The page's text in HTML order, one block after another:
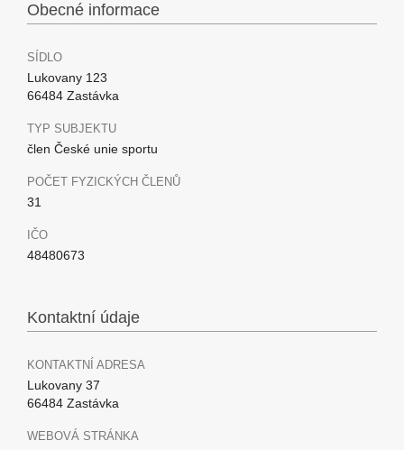
Obecné informace
SÍDLO
Lukovany 123
66484 Zastávka
TYP SUBJEKTU
člen České unie sportu
POČET FYZICKÝCH ČLENŮ
31
IČO
48480673
Kontaktní údaje
KONTAKTNÍ ADRESA
Lukovany 37
66484 Zastávka
WEBOVÁ STRÁNKA